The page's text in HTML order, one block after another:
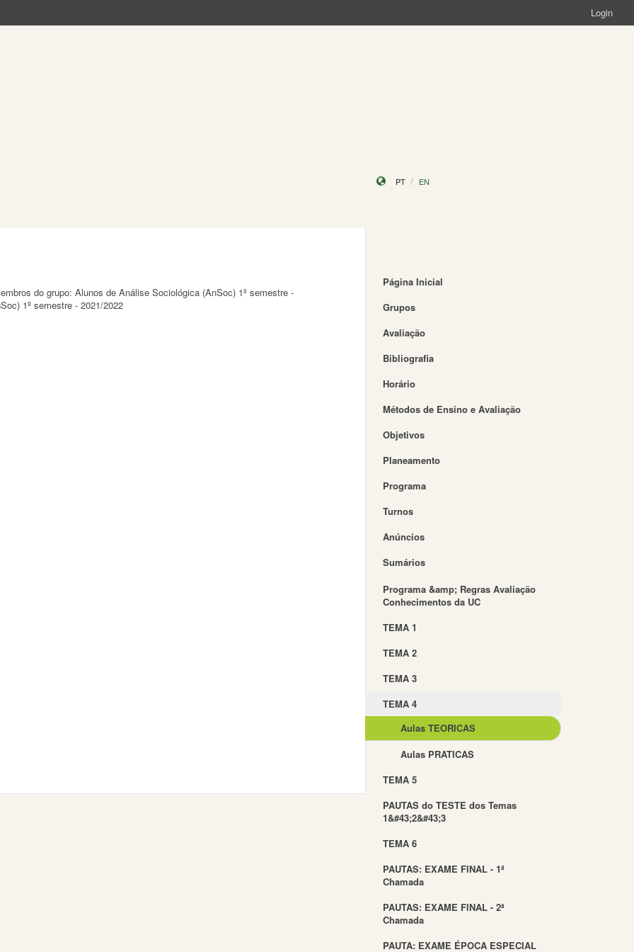
Login
PT EN
do grupo: Alunos de Análise Sociológica (AnSoc) 1º semestre -
1º semestre - 2021/2022
Página Inicial
Grupos
Avaliação
Bibliografia
Horário
Métodos de Ensino e Avaliação
Objetivos
Planeamento
Programa
Turnos
Anúncios
Sumários
Programa &amp; Regras Avaliação
Conhecimentos da UC
TEMA 1
TEMA 2
TEMA 3
TEMA 4
Aulas TEORICAS
Aulas PRATICAS
TEMA 5
PAUTAS do TESTE dos Temas
1&#43;2&#43;3
TEMA 6
PAUTAS: EXAME FINAL - 1ª
Chamada
PAUTAS: EXAME FINAL - 2ª
Chamada
PAUTA: EXAME ÉPOCA ESPECIAL